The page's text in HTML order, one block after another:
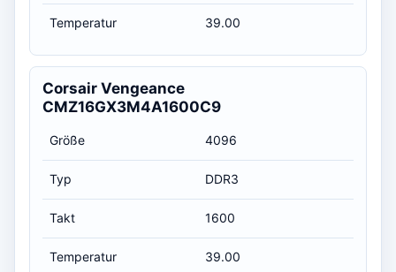
Temperatur 39.00
Corsair Vengeance
CMZ16GX3M4A1600C9
Größe 4096
Typ DDR3
Takt 1600
Temperatur 39.00